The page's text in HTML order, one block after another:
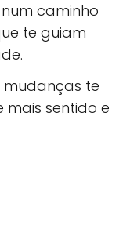
caminho
te guiam
mudanças te
sentido e